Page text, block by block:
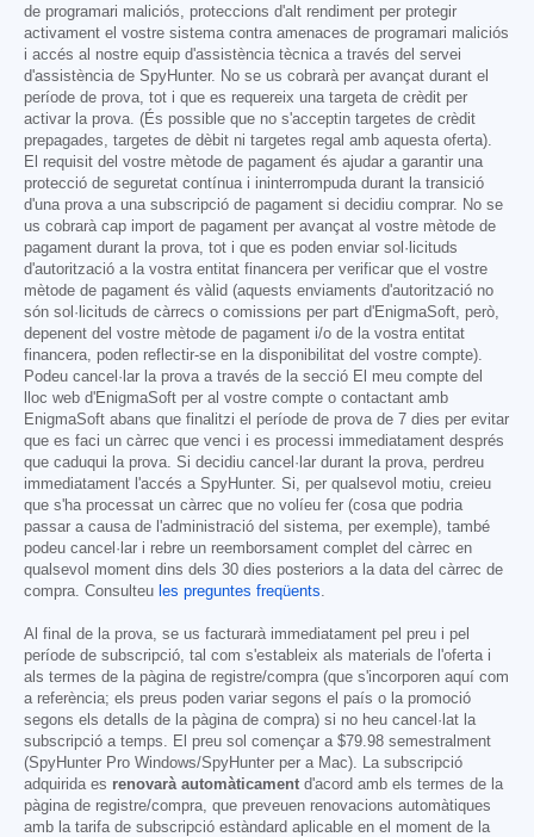
de programari maliciós, proteccions d'alt rendiment per protegir
activament el vostre sistema contra amenaces de programari maliciós
i accés al nostre equip d'assistència tècnica a través del servei
d'assistència de SpyHunter. No se us cobrarà per avançat durant el
període de prova, tot i que es requereix una targeta de crèdit per
activar la prova. (És possible que no s'acceptin targetes de crèdit
prepagades, targetes de dèbit ni targetes regal amb aquesta oferta).
El requisit del vostre mètode de pagament és ajudar a garantir una
protecció de seguretat contínua i ininterrompuda durant la transició
d'una prova a una subscripció de pagament si decidiu comprar. No se
us cobrarà cap import de pagament per avançat al vostre mètode de
pagament durant la prova, tot i que es poden enviar sol·licituds
d'autorització a la vostra entitat financera per verificar que el vostre
mètode de pagament és vàlid (aquests enviaments d'autorització no
són sol·licituds de càrrecs o comissions per part d'EnigmaSoft, però,
depenent del vostre mètode de pagament i/o de la vostra entitat
financera, poden reflectir-se en la disponibilitat del vostre compte).
Podeu cancel·lar la prova a través de la secció El meu compte del
lloc web d'EnigmaSoft per al vostre compte o contactant amb
EnigmaSoft abans que finalitzi el període de prova de 7 dies per evitar
que es faci un càrrec que venci i es processi immediatament després
que caduqui la prova. Si decidiu cancel·lar durant la prova, perdreu
immediatament l'accés a SpyHunter. Si, per qualsevol motiu, creieu
que s'ha processat un càrrec que no volíeu fer (cosa que podria
passar a causa de l'administració del sistema, per exemple), també
podeu cancel·lar i rebre un reemborsament complet del càrrec en
qualsevol moment dins dels 30 dies posteriors a la data del càrrec de
compra. Consulteu les preguntes freqüents.
Al final de la prova, se us facturarà immediatament pel preu i pel
període de subscripció, tal com s'estableix als materials de l'oferta i
als termes de la pàgina de registre/compra (que s'incorporen aquí com
a referència; els preus poden variar segons el país o la promoció
segons els detalls de la pàgina de compra) si no heu cancel·lat la
subscripció a temps. El preu sol començar a $79.98 semestralment
(SpyHunter Pro Windows/SpyHunter per a Mac). La subscripció
adquirida es renovarà automàticament d'acord amb els termes de la
pàgina de registre/compra, que preveuen renovacions automàtiques
amb la tarifa de subscripció estàndard aplicable en el moment de la